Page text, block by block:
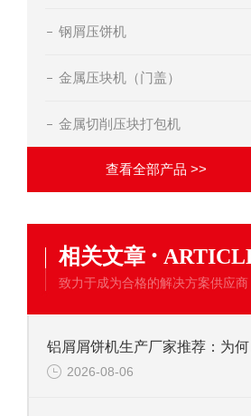
钢屑压饼机
金属压块机（门盖）
金属切削压块打包机
查看全部产品 >>
相关文章 ·
致力于成为合格的解决方案供应商
2026-08-06